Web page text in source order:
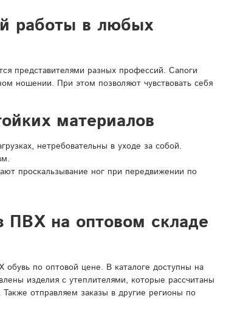
работы в любых
представителями разных профессий. Сапоги
ношении. При этом позволяют чувствовать себя
материалов
нетребовательны в уходе за собой.
проскальзывание ног при передвижении по
ПВХ на оптовом складе
по оптовой цене. В каталоге доступны на
изделия с утеплителями, которые рассчитаны
отправляем заказы в другие регионы по